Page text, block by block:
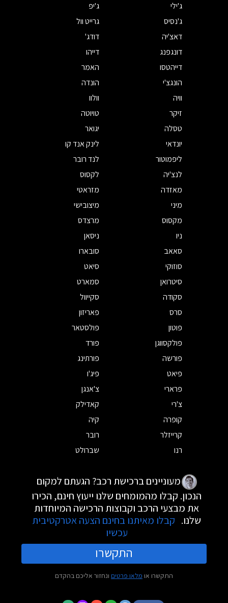
ג'ילי
ג'יפ
ג'נסיס
גרייט וול
דאצ'יה
דודג'
דונגפנג
דייהו
דייהטסו
האמר
הונגצ'י
הונדה
וויה
וולוו
זיקר
טויוטה
טסלה
יגואר
יונדאי
לינק אנד קו
ליפמוטור
לנד רובר
לנצ'יה
לקסוס
מאזדה
מזראטי
מיני
מיצובישי
מקסוס
מרצדס
ניו
ניסאן
סאאב
סובארו
סוזוקי
סיאט
סיטרואן
סמארט
סקודה
סקייוול
סרס
פאריזון
פוטון
פולסטאר
פולקסווגן
פורד
פורשה
פורתינג
פיאט
פיג'ו
פרארי
צ'אנגן
צ'רי
קאדילק
קופרה
קיה
קרייזלר
רובר
רנו
שברולט
מעוניינים ברכישת רכב? הגעתם למקום
הנכון. קבלו מהמומחים שלנו ייעוץ חינם, הכירו
את מבצעי הרכב וקבוצות הרכישה המיוחדות
שלנו. קבלו מאיתנו בחינם הצעה אטרקטיבית
עכשיו
התקשרו
התקשרו או מלאו פרטים ונחזור אליכם בהקדם